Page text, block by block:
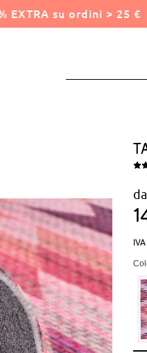
EXTRA su ordini > 25 €
da